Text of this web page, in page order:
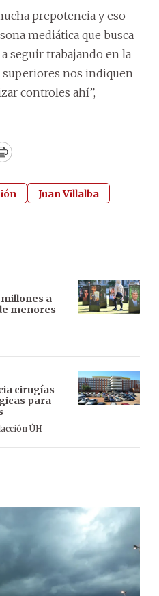
prepotencia y eso
mediática que busca
seguir trabajando en la
superiores nos indiquen
controles ahí”,
Print
Juan Villalba
millones a
menores
cirugías
para
ÚH